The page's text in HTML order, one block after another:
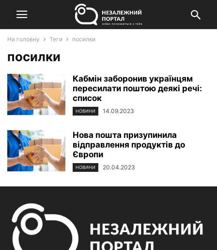
На головну Теги посилки
посилки
Кабмін заборонив українцям
пересилати поштою деякі речі:
список
НОВИНИ 14.09.2023
Нова пошта призупинила
відправлення продуктів до
Європи
НОВИНИ 20.04.2023